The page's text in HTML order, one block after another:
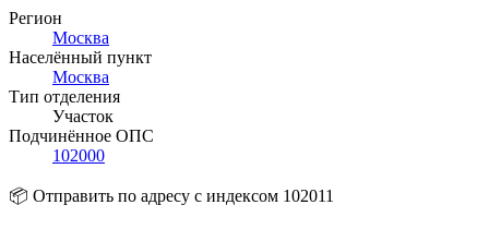
Регион
Москва
Населённый пункт
Москва
Тип отделения
Участок
Подчинённое ОПС
102000
📦 Отправить по адресу с индексом 102011